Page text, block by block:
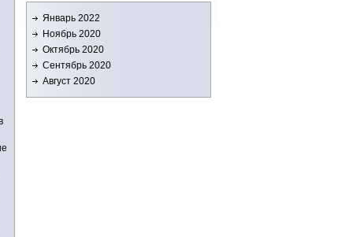
Январь 2022
Ноябрь 2020
Октябрь 2020
Сентябрь 2020
Август 2020